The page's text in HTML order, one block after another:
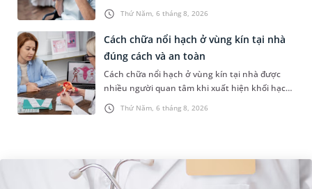
Thứ Năm, 6 tháng 8, 2026
điều trị ung thư. Tuy nhiên, câu hỏi người bị
ung thư có uống được sâm kh...
Thứ Năm, 6 tháng 8, 2026
Cách chữa nổi hạch ở vùng kín tại nhà
đúng cách và an toàn
Cách chữa nổi hạch ở vùng kín tại nhà được
nhiều người quan tâm khi xuất hiện khối hạch
nhỏ ở vùng bẹn hoặc cơ quan sinh dục. Nếu
hạch mới xuất hiện, kích th...